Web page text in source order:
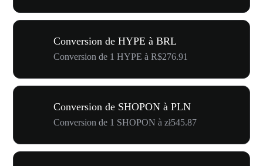
Conversion de HYPE à BRL
Conversion de 1 HYPE à R$276.91
Conversion de SHOPON à PLN
Conversion de 1 SHOPON à zł545.87